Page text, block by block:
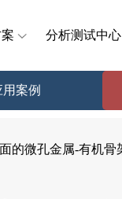
分析测试中心
用案例
的微孔金属-有机